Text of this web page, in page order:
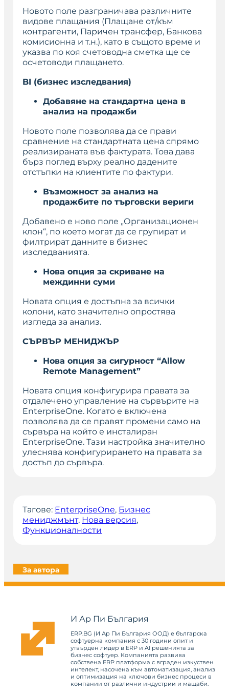
Новото поле разграничава различните
видове плащания (Плащане от/към
контрагенти, Паричен трансфер, Банкова
комисионна и т.н.), като в същото време и
указва по коя счетоводна сметка ще се
осчетоводи плащането.
BI (бизнес изследвания)
Добавяне на стандартна цена в
анализ на продажби
Новото поле позволява да се прави
сравнение на стандартната цена спрямо
реализираната във фактурата. Това дава
бърз поглед върху реално дадените
отстъпки на клиентите по фактури.
Възможност за анализ на
продажбите по търговски вериги
Добавено е ново поле „Организационен
клон“, по което могат да се групират и
филтрират данните в бизнес
изследванията.
Нова опция за скриване на
междинни суми
Новата опция е достъпна за всички
колони, като значително опростява
изгледа за анализ.
СЪРВЪР МЕНИДЖЪР
Нова опция за сигурност “Allow
Remote Management”
Новата опция конфигурира правата за
отдалечено управление на сървърите на
EnterpriseOne. Когато е включена
позволява да се правят промени само на
сървъра на който е инсталиран
EnterpriseOne. Тази настройка значително
улеснява конфигурирането на правата за
достъп до сървъра.
Тагове: EnterpriseOne, Бизнес
мениджмънт, Нова версия
Функционалности
За автора
И Ар Пи България
ERP.BG (И Ар Пи България ООД) е българска
софтуерна компания с 30 години опит и
утвърден лидер в ERP и AI решенията за
бизнес софтуер. Компанията развива
собствена ERP платформа с вграден изкуствен
интелект, насочена към автоматизация, анализ
и оптимизация на ключови бизнес процеси в
компании от различни индустрии и мащаби.